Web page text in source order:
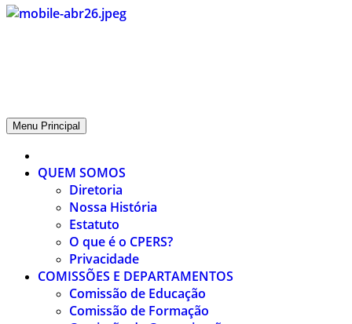
CPERS – Sindicato
CPERS – Sindicato dos Professores e Funcionários de escola do
Menu Principal
QUEM SOMOS
Diretoria
Nossa História
Estatuto
O que é o CPERS?
Privacidade
COMISSÕES E DEPARTAMENTOS
Comissão de Educação
Comissão de Formação